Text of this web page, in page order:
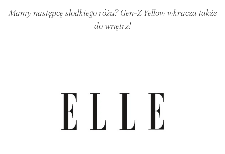
Mamy następcę słodkiego różu? Gen-Z Yellow wkracza także
do wnętrz!